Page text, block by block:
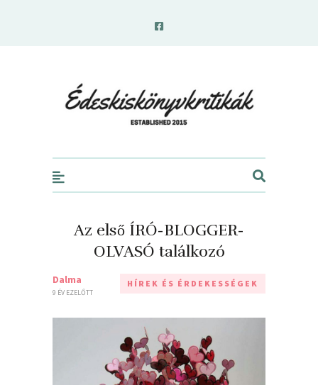
Az első ÍRÓ-BLOGGER-
OLVASÓ találkozó
Dalma
9 ÉV EZELŐTT
HÍREK ÉS ÉRDEKESSÉGEK